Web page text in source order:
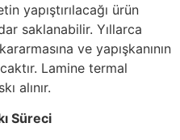
yapıştırılacağı ürün
saklanabilir. Yıllarca
ve yapışkanının
Lamine termal
alınır.
Süreci